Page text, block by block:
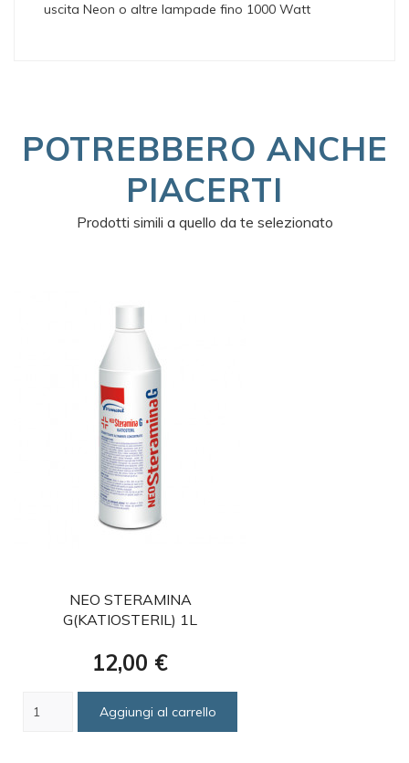
uscita Neon o altre lampade fino 1000 Watt
POTREBBERO ANCHE
PIACERTI
Prodotti simili a quello da te selezionato
NEO STERAMINA
G(KATIOSTERIL) 1L
Prezzo
12,00 €
Aggiungi al carrello